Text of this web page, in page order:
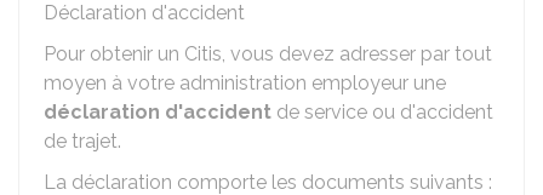
Déclaration d'accident
Pour obtenir un Citis, vous devez adresser par tout
moyen à votre administration employeur une
déclaration d'accident de service ou d'accident
de trajet.
La déclaration comporte les documents suivants :